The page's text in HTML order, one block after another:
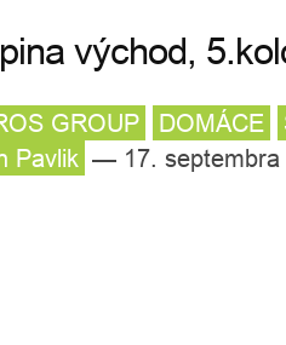
východ,
GROUP DOMÁCE
Pavlik — 17. septembra